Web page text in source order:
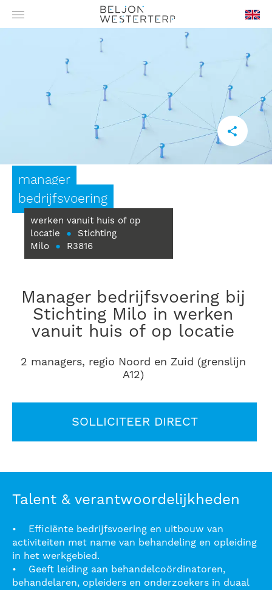
GB
manager
bedrijfsvoering
werken vanuit huis of op
locatie
●
Stichting
Milo
● R3816
manager bedrijfsvoering bij
Stichting Milo in werken
vanuit huis of op locatie
2 managers, regio Noord en Zuid (grenslijn
A12)
SOLLICITEER DIRECT
Talent & verantwoordelijkheden
• Efficiënte bedrijfsvoering en uitbouw van
activiteiten met name van behandeling en opleiding
in het werkgebied.
• Geeft leiding aan behandelcoördinatoren,
behandelaren, opleiders en onderzoekers in duaal